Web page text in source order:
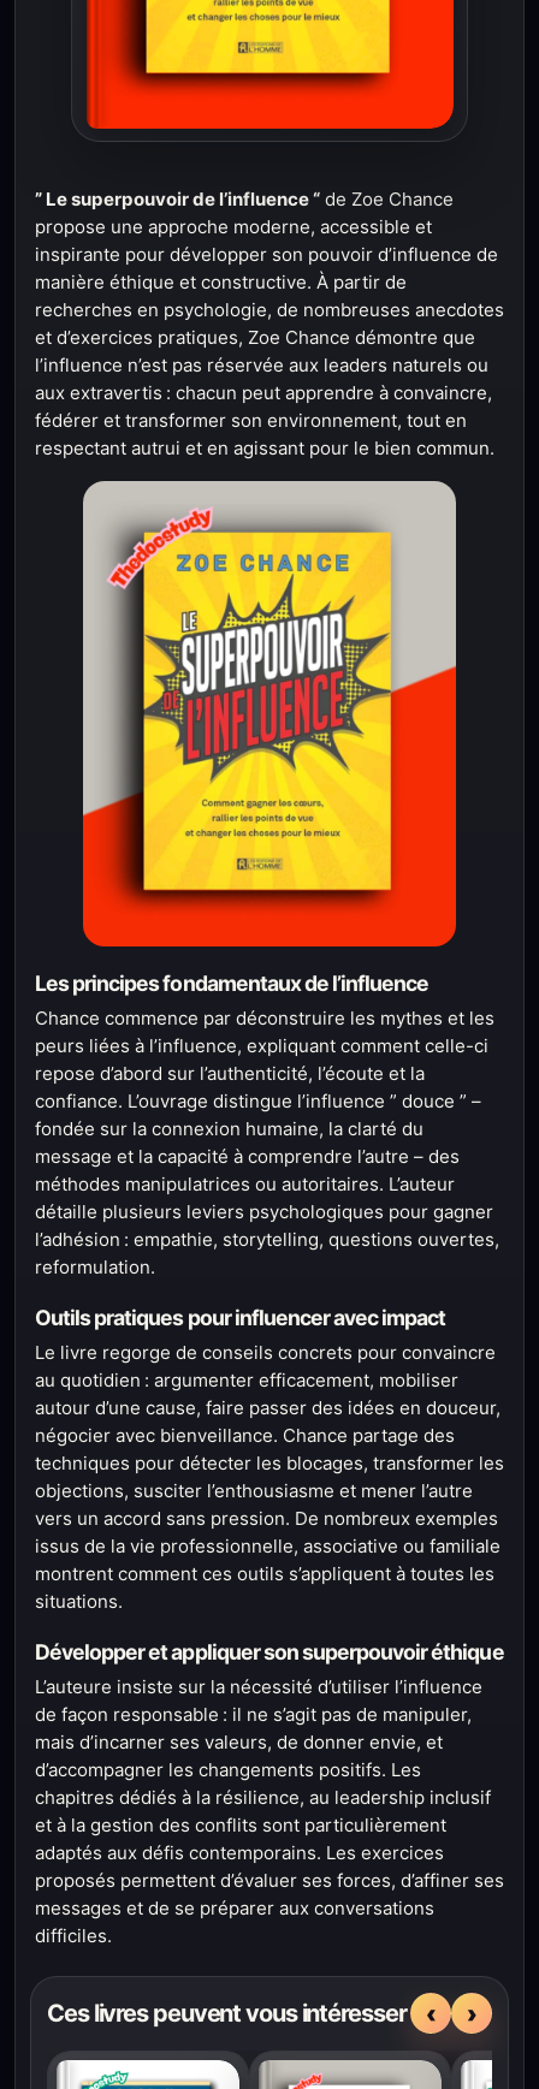
” Le superpouvoir de l’influence “ de Zoe Chance
propose une approche moderne, accessible et
inspirante pour développer son pouvoir d’influence de
manière éthique et constructive. À partir de
recherches en psychologie, de nombreuses anecdotes
et d’exercices pratiques, Zoe Chance démontre que
l’influence n’est pas réservée aux leaders naturels ou
aux extravertis : chacun peut apprendre à convaincre,
fédérer et transformer son environnement, tout en
respectant autrui et en agissant pour le bien commun.
Les principes fondamentaux de l’influence
Chance commence par déconstruire les mythes et les
peurs liées à l’influence, expliquant comment celle-ci
repose d’abord sur l’authenticité, l’écoute et la
confiance. L’ouvrage distingue l’influence ” douce ” –
fondée sur la connexion humaine, la clarté du
message et la capacité à comprendre l’autre – des
méthodes manipulatrices ou autoritaires. L’auteur
détaille plusieurs leviers psychologiques pour gagner
l’adhésion : empathie, storytelling, questions ouvertes,
reformulation.
Outils pratiques pour influencer avec impact
Le livre regorge de conseils concrets pour convaincre
au quotidien : argumenter efficacement, mobiliser
autour d’une cause, faire passer des idées en douceur,
négocier avec bienveillance. Chance partage des
techniques pour détecter les blocages, transformer les
objections, susciter l’enthousiasme et mener l’autre
vers un accord sans pression. De nombreux exemples
issus de la vie professionnelle, associative ou familiale
montrent comment ces outils s’appliquent à toutes les
situations.
Développer et appliquer son superpouvoir éthique
L’auteure insiste sur la nécessité d’utiliser l’influence
de façon responsable : il ne s’agit pas de manipuler,
mais d’incarner ses valeurs, de donner envie, et
d’accompagner les changements positifs. Les
chapitres dédiés à la résilience, au leadership inclusif
et à la gestion des conflits sont particulièrement
adaptés aux défis contemporains. Les exercices
proposés permettent d’évaluer ses forces, d’affiner ses
messages et de se préparer aux conversations
difficiles.
Ces livres peuvent vous intéresser ‹ ›